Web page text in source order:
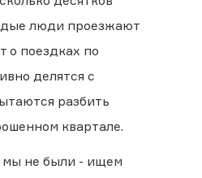
люди проезжают
о поездках по
делятся с
разбить
квартале.
мы не были - ищем